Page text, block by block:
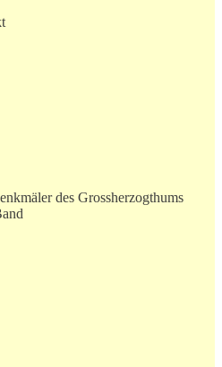
des Grossherzogthums